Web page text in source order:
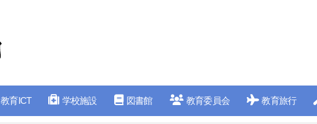
教育ICT 学校施設 図書館 教育委員会 教育旅行